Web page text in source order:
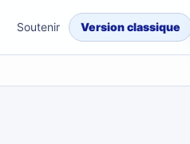
Soutenir Version classique